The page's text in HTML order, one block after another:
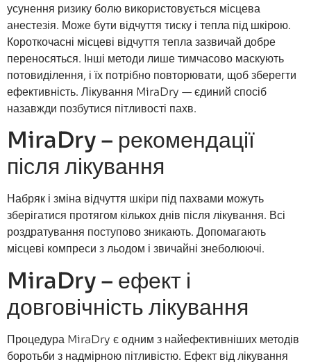
усунення ризику болю використовується місцева
анестезія. Може бути відчуття тиску і тепла під шкірою.
Короткочасні місцеві відчуття тепла зазвичай добре
переносяться. Інші методи лише тимчасово маскують
потовиділення, і їх потрібно повторювати, щоб зберегти
ефективність. Лікування MiraDry — єдиний спосіб
назавжди позбутися пітливості пахв.
MiraDry – рекомендації
після лікування
Набряк і зміна відчуття шкіри під пахвами можуть
зберігатися протягом кількох днів після лікування. Всі
роздратування поступово зникають. Допомагають
місцеві компреси з льодом і звичайні знеболюючі.
MiraDry – ефект і
довговічність лікування
Процедура MiraDry є одним з найефективніших методів
боротьби з надмірною пітливістю. Ефект від лікування